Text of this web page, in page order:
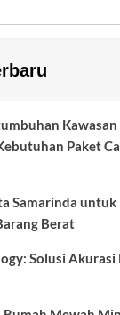
Paket
Samarinda
Berat
Solusi